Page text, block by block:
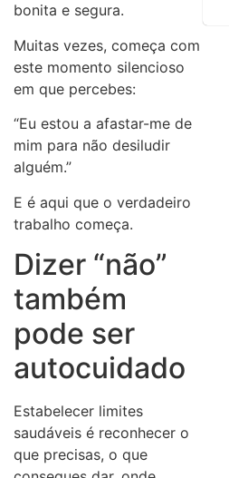
bonita e segura.
Muitas vezes, começa com
este momento silencioso
em que percebes:
“Eu estou a afastar-me de
mim para não desiludir
alguém.”
E é aqui que o verdadeiro
trabalho começa.
Dizer “não”
também
pode ser
autocuidado
Estabelecer limites
saudáveis é reconhecer o
que precisas, o que